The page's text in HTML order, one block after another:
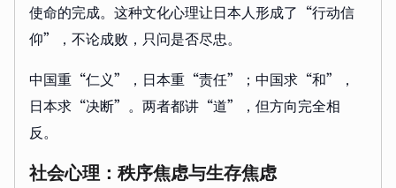
使命的完成。这种文化心理让日本人形成了“行动信
仰”，不论成败，只问是否尽忠。
中国重“仁义”，日本重“责任”；中国求“和”，
日本求“决断”。两者都讲“道”，但方向完全相
反。
社会心理：秩序焦虑与生存焦虑